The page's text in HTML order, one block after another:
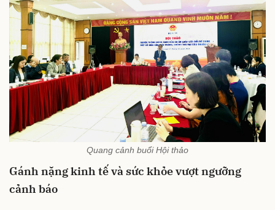
Quang cảnh buổi Hội thảo
Gánh nặng kinh tế và sức khỏe vượt ngưỡng
cảnh báo